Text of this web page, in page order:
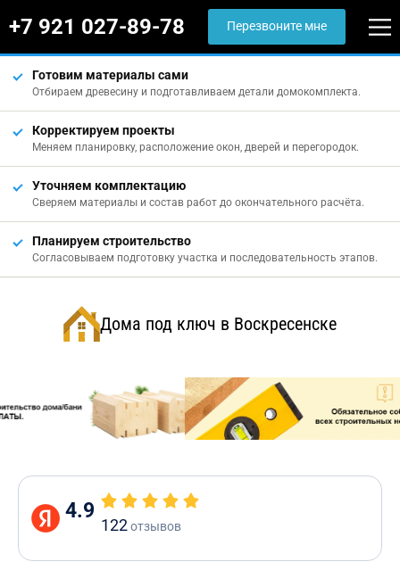
+7 921 027-89-78 Перезвоните мне
Готовим материалы сами
Отбираем древесину и подготавливаем детали домокомплекта.
Корректируем проекты
Меняем планировку, расположение окон, дверей и перегородок.
Уточняем комплектацию
Сверяем материалы и состав работ до окончательного расчёта.
Планируем строительство
Согласовываем подготовку участка и последовательность этапов.
Дома под ключ в Воскресенске
4.9
122отзывов